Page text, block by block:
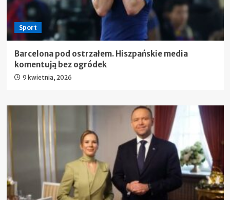
Sport
Barcelona pod ostrzałem. Hiszpańskie media
komentują bez ogródek
9 kwietnia, 2026